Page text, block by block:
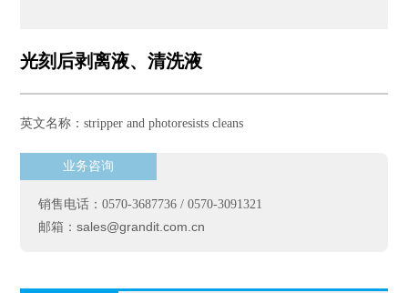
光刻后剥离液、清洗液
英文名称：stripper and photoresists cleans
业务咨询
销售电话：0570-3687736 / 0570-3091321
邮箱：sales@grandit.com.cn